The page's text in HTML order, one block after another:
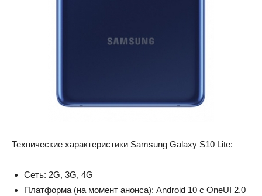
Технические характеристики Samsung Galaxy S10 Lite:
Сеть: 2G, 3G, 4G
Платформа (на момент анонса): Android 10 с OneUI 2.0